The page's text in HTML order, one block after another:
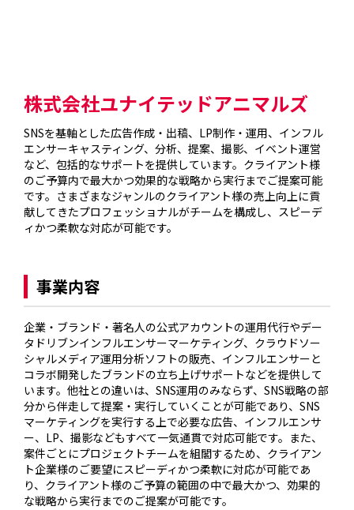
株式会社ユナイテッドアニマルズ
SNSを基軸とした広告作成・出稿、LP制作・運用、インフル
エンサーキャスティング、分析、提案、撮影、イベント運営
など、包括的なサポートを提供しています。クライアント様
のご予算内で最大かつ効果的な戦略から実行までご提案可能
です。さまざまなジャンルのクライアント様の売上向上に貢
献してきたプロフェッショナルがチームを構成し、スピーデ
ィかつ柔軟な対応が可能です。
事業内容
企業・ブランド・著名人の公式アカウントの運用代行やデー
タドリブンインフルエンサーマーケティング、クラウドソー
シャルメディア運用分析ソフトの販売、インフルエンサーと
コラボ開発したブランドの立ち上げサポートなどを提供して
います。他社との違いは、SNS運用のみならず、SNS戦略の部
分から伴走して提案・実行していくことが可能であり、SNS
マーケティングを実行する上で必要な広告、インフルエンサ
ー、LP、撮影などもすべて一気通貫で対応可能です。また、
案件ごとにプロジェクトチームを組閣するため、クライアン
ト企業様のご要望にスピーディかつ柔軟に対応が可能であ
り、クライアント様のご予算の範囲の中で最大かつ、効果的
な戦略から実行までのご提案が可能です。